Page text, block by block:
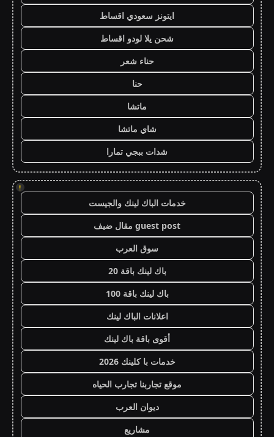
ايتونز سعودي اقساط
شحن يلا لودو اقساط
حناء شعر
حنا
ماتشا
شاي ماتشا
شدات ببجي تمارا
!
خدمات الباك لينك والجيست
guest post مقال ضيف
سوق العرب
باك لينك باقة 20
باك لينك باقة 100
اعلانات الباك لينك
أقوى باقة باك لينك
خدمات با كلينك 2026
موقع تجاربنا تجارب الحياه
ديوان العرب
مشاريع